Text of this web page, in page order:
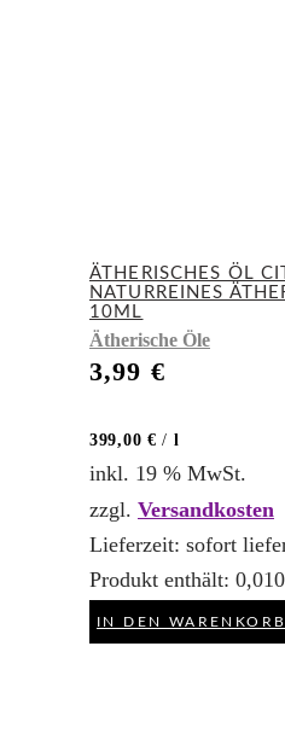
ÄTHERISCHES ÖL
NATURREINES
10ML
Ätherische Öle
3,99 €
399,00 € / l
inkl. 19 % MwSt.
zzgl. Versandkosten
Lieferzeit: sofort
Produkt enthält: 0,010
IN DEN WARENKORB